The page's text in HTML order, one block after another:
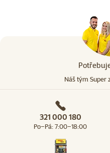
Náš tým Super
321 000 180
Po–Pá: 7:00–18:00